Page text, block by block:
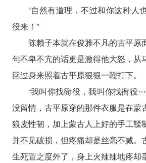
“自然有道理，不过和你这种人
役来！”
陈赖子本就在俊雅不凡的古平原
句不卑不亢的话更是激得他大怒，从
回过身来照着古平原狠狠一鞭打下。
“我叫你找衙役，我叫你找衙役
没留情，古平原穿的那件衣服是在蒙
狼皮性韧，加上蒙古人上好的手工鞣
并不见破损，但疼痛却是丝毫不减。
生死置之度外了，身上火辣辣地疼却